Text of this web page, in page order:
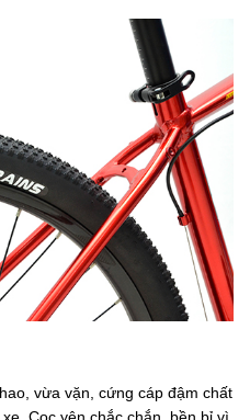
vừa vặn, cứng cáp đậm chất